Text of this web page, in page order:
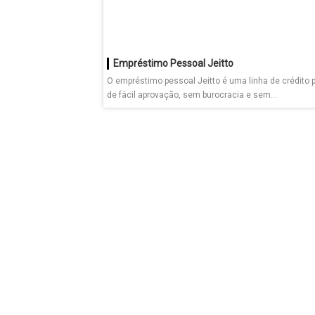
Empréstimo Pessoal Jeitto
O empréstimo pessoal Jeitto é uma linha de crédito
de fácil aprovação, sem burocracia e sem...